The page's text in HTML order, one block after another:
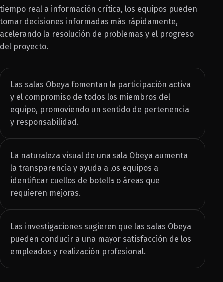
tiempo real a información crítica, los equipos pueden
tomar decisiones informadas más rápidamente,
acelerando la resolución de problemas y el progreso
del proyecto.
Las salas Obeya fomentan la participación activa
y el compromiso de todos los miembros del
equipo, promoviendo un sentido de pertenencia
y responsabilidad.
La naturaleza visual de una sala Obeya aumenta
la transparencia y ayuda a los equipos a
identificar cuellos de botella o áreas que
requieren mejoras.
Las investigaciones sugieren que las salas Obeya
pueden conducir a una mayor satisfacción de los
empleados y realización profesional.